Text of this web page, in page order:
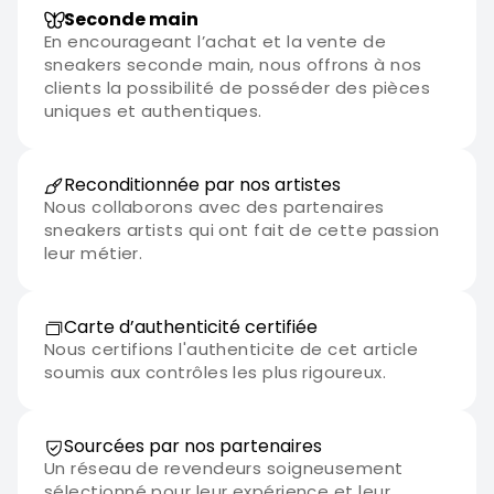
performante.
Seconde main
En encourageant l’achat et la vente de
sneakers seconde main, nous offrons à nos
clients la possibilité de posséder des pièces
uniques et authentiques.
Reconditionnée par nos artistes
Nous collaborons avec des partenaires
sneakers artists qui ont fait de cette passion
leur métier.
Carte d’authenticité certifiée
Nous certifions l'authenticite de cet article
soumis aux contrôles les plus rigoureux.
Sourcées par nos partenaires
Un réseau de revendeurs soigneusement